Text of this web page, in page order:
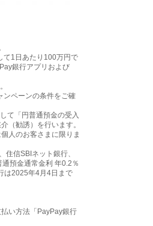
て1日あたり100万円で
銀行アプリおよび
ンペーンの条件をご確
て「円普通預金の受入
（勧誘）を行います。
人のお客さまに限りま
信SBIネット銀行、
預金通常金利 年0.2％
は2025年4月4日まで
い方法「PayPay銀行